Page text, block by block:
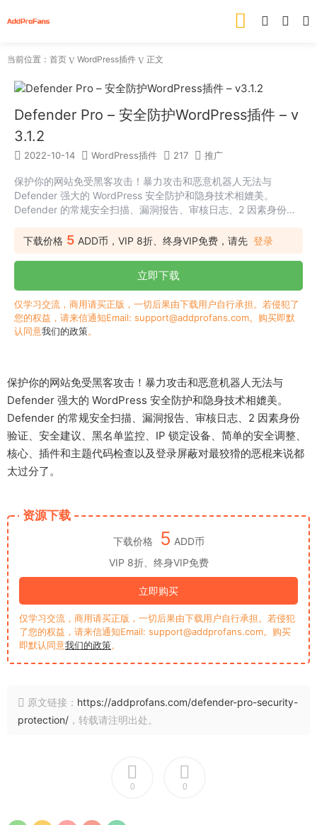
当前位置： 首页 WordPress插件 正文
Defender Pro – 安全防护WordPress插件 – v
3.1.2
2022-10-14 WordPress插件 217 推广
保护你的网站免受黑客攻击！暴力攻击和恶意机器人无法与
Defender 强大的 WordPress 安全防护和隐身技术相媲美。
Defender 的常规安全扫描、漏洞报告、审核日志、2 因素身份验
心、插件和主题代码检查以及登录屏蔽对最狡猾的恶棍来说都太过
下载价格 5 ADD币，VIP 8折、终身VIP免费，请先 登录
立即下载
仅学习交流，商用请买正版，一切后果由下载用户自行承担。若侵犯了
您的权益，请来信通知Email: support@addprofans.com。购买即默
认同意我们的政策。
保护你的网站免受黑客攻击！暴力攻击和恶意机器人无法与
Defender 强大的 WordPress 安全防护和隐身技术相媲美。
Defender 的常规安全扫描、漏洞报告、审核日志、2 因素身份
验证、安全建议、黑名单监控、IP 锁定设备、简单的安全调整、
核心、插件和主题代码检查以及登录屏蔽对最狡猾的恶棍来说都
太过分了。
资源下载
下载价格 5 ADD币
VIP 8折、终身VIP免费
立即购买
仅学习交流，商用请买正版，一切后果由下载用户自行承担。若侵犯
了您的权益，请来信通知Email: support@addprofans.com。购买
即默认同意我们的政策。
原文链接： https://addprofans.com/defender-pro-security-
protection/ ，转载请注明出处。
0 0